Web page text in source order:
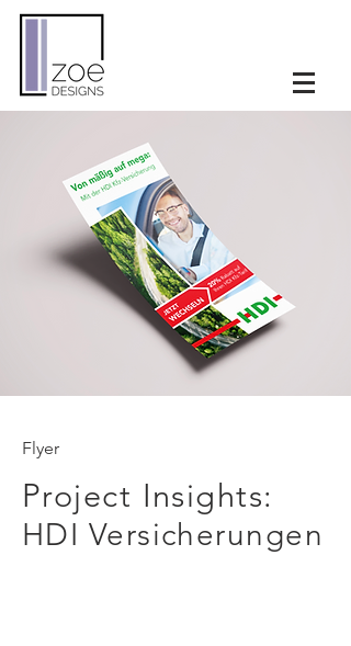
Flyer
Project Insights:
HDI Versicherungen